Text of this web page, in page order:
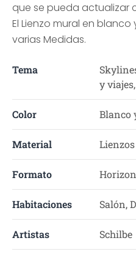
que se pueda actualizar
El Lienzo mural en
varias Medidas.
Tema
y
Color Blanco
Material Lienzos
Formato
Habitaciones Salón,
Artistas Schilbe